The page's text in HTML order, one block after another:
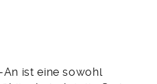
ist eine sowohl